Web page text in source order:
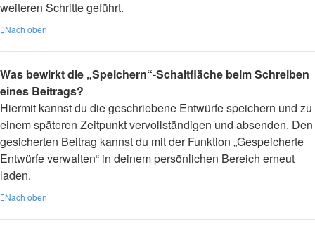
weiteren Schritte geführt.
Nach oben
Was bewirkt die „Speichern“-Schaltfläche beim Schreiben
eines Beitrags?
Hiermit kannst du die geschriebene Entwürfe speichern und zu
einem späteren Zeitpunkt vervollständigen und absenden. Den
gesicherten Beitrag kannst du mit der Funktion „Gespeicherte
Entwürfe verwalten“ in deinem persönlichen Bereich erneut
laden.
Nach oben